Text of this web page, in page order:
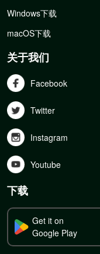
Windows下载
macOS下载
关于我们
Facebook
Twitter
Instagram
Youtube
下载
Get it on
Google Play